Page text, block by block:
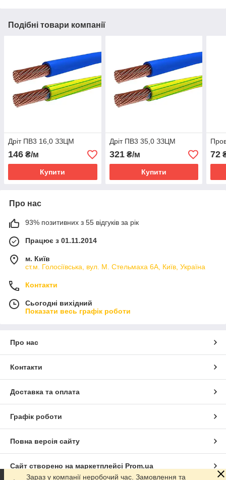
Подібні товари компанії
Дріт ПВ3 16,0 ЗЗЦМ
146 ₴/м
Купити
Дріт ПВ3 35,0 ЗЗЦМ
321₴/м
Купити
72
Про нас
93% позитивних з 55 відгуків за рік
Працює з 01.11.2014
м. Київ
ст.м. Голосіївська, вул. М. Стельмаха 6А, Київ, Україна
Контакти
Сьогодні вихідний
Показати весь графік роботи
Про нас
Контакти
Доставка та оплата
Графік роботи
Повна версія сайту
Сайт створено на маркетплейсі Prom.ua
Зараз у компанії неробочий час. Замовлення та